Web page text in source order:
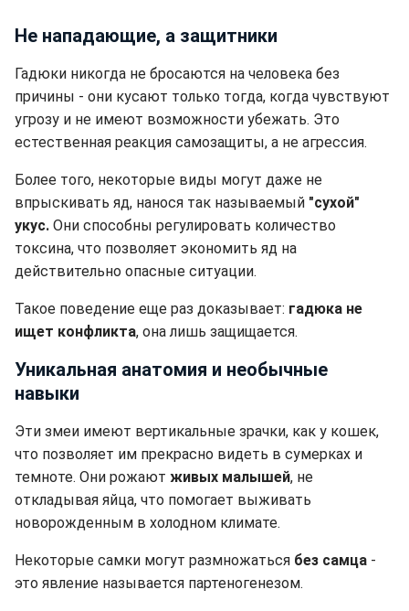
Не нападающие, а защитники
Гадюки никогда не бросаются на человека без
причины - они кусают только тогда, когда чувствуют
угрозу и не имеют возможности убежать. Это
естественная реакция самозащиты, а не агрессия.
Более того, некоторые виды могут даже не
впрыскивать яд, нанося так называемый "сухой"
укус. Они способны регулировать количество
токсина, что позволяет экономить яд на
действительно опасные ситуации.
Такое поведение еще раз доказывает: гадюка не
ищет конфликта, она лишь защищается.
Уникальная анатомия и необычные
навыки
Эти змеи имеют вертикальные зрачки, как у кошек,
что позволяет им прекрасно видеть в сумерках и
темноте. Они рожают живых малышей, не
откладывая яйца, что помогает выживать
новорожденным в холодном климате.
Некоторые самки могут размножаться без самца -
это явление называется партеногенезом.